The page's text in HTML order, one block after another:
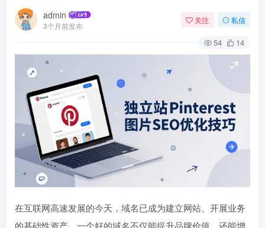
admin
3个月前发布
关注 私信
54 14
在互联网高速发展的今天，域名已成为建立网站、开展业务
的基础性资产。一个好的域名不仅能提升品牌价值，还能增